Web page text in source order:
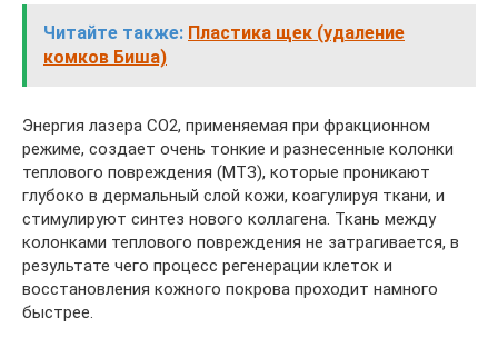
Читайте также: Пластика щек (удаление
комков Биша)
Энергия лазера CO2, применяемая при фракционном
режиме, создает очень тонкие и разнесенные колонки
теплового повреждения (МТЗ), которые проникают
глубоко в дермальный слой кожи, коагулируя ткани, и
стимулируют синтез нового коллагена. Ткань между
колонками теплового повреждения не затрагивается, в
результате чего процесс регенерации клеток и
восстановления кожного покрова проходит намного
быстрее.